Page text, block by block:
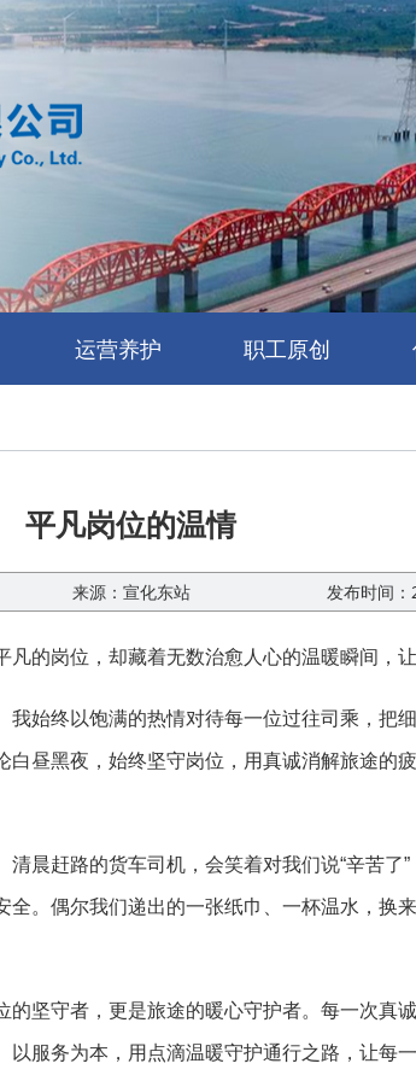
运营养护 职工原创
平凡岗位的温情
来源：宣化东站 发布时间
的岗位，却藏着无数治愈人心的温暖瞬间，
始终以饱满的热情对待每一位过往司乘，把
昼黑夜，始终坚守岗位，用真诚消解旅途的
晨赶路的货车司机，会笑着对我们说“辛苦了
。偶尔我们递出的一张纸巾、一杯温水，换
坚守者，更是旅途的暖心守护者。每一次真
服务为本，用点滴温暖守护通行之路，让每